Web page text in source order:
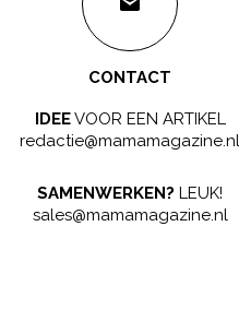
CONTACT
IDEEVOOR EEN ARTIKEL
redactie@mamamagazine.nl
SAMENWERKEN? LEUK!
sales@mamamagazine.nl